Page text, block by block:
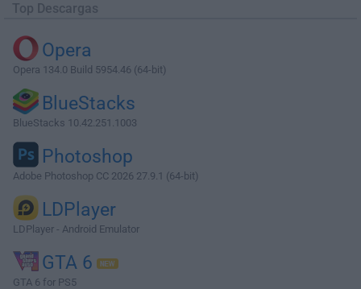
Top Descargas
Opera
Opera 134.0 Build 5954.46 (64-bit)
BlueStacks
BlueStacks 10.42.251.1003
Photoshop
Adobe Photoshop CC 2026 27.9.1 (64-bit)
LDPlayer
LDPlayer - Android Emulator
GTA 6
GTA 6 for PS5